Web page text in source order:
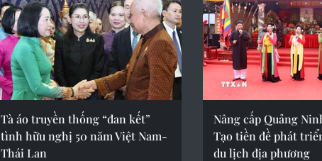
Tà áo truyền thống “đan kết”
tình hữu nghị 50 năm Việt Nam-
Thái Lan
Nâng cấp Quảng
Tạo tiền đề phát
du lịch địa phương